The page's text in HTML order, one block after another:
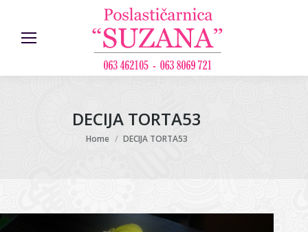
DECIJA TORTA53
You are here:
Home DECIJA TORTA53